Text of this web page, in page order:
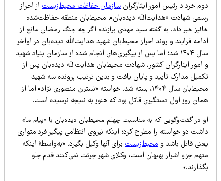
خرداد رئیس امور ایثارگرانسازمان حفاظت محیط‌زیستاز احراز
شهادت «هدایت‌الله دیده‌بان»، محیط‌بان منطقه حفاظت‌شده
خبر داد. به گفته سید مهدی برازنده اگر چه جنگ رمضان مانع از
فرایند و روند احراز محیط‌بان شهید هدایت‌الله دیده‌بان در اواخر
سال ۱۴۰۴ شد؛ اما پس از پیگیری‌های انجام شده از سازمان بنیاد شهید
امور ایثارگران کشور، شهادت محیط‌بان هدایت‌الله دیده‌بان پس از
مدارک تأیید و پایان یافت و بدین ترتیب پرونده سه شهید
محیط‌بان سال ۱۴۰۴، بسته شد. خواسته «نسترن منصوری نژاد» اما از
روز اول دستگیری قاتل بود که هنوز به نتیجه نرسیده است.
در گفت‌وگویی که به مناسبت چهلم محیطبان دیده‌بان با «پیام ما»
دو خواسته را مطرح کرد؛ اینکه نیروی انتظامی پیگیر فرد متواری
قاتل باشد ومحیط‌زیستبرای آنها وکیل بگیرد. «به‌واسطهٔ اینکه
جزو اشرار بهبهان است، وکلای شهر جرئت نمی‌کنند قدم جلو